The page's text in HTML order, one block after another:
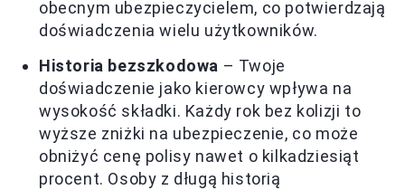
obecnym ubezpieczycielem, co potwierdzają
doświadczenia wielu użytkowników.
Historia bezszkodowa – Twoje
doświadczenie jako kierowcy wpływa na
wysokość składki. Każdy rok bez kolizji to
wyższe zniżki na ubezpieczenie, co może
obniżyć cenę polisy nawet o kilkadziesiąt
procent. Osoby z długą historią